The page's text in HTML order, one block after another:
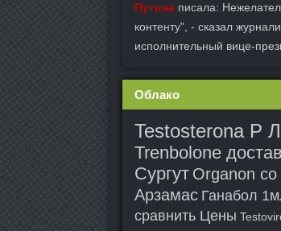
Путина писала:
контенту", - сказал
исполнительный вице-
Облако
Testosterona P
Trenbolone
Сургут Organon со
Арзамас Ганабол
сравнить Цены